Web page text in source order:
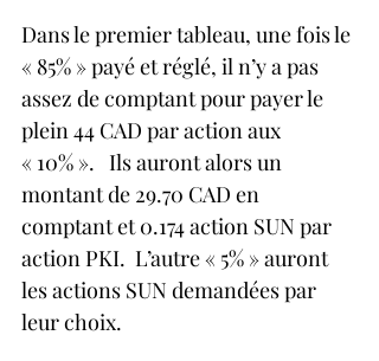
Dans le premier tableau, une fois le
« 85% » payé et réglé, il n’y a pas
assez de comptant pour payer le
plein 44 CAD par action aux
« 10% ».   Ils auront alors un
montant de 29.70 CAD en
comptant et 0.174 action SUN par
action PKI.  L’autre « 5% » auront
les actions SUN demandées par
leur choix.